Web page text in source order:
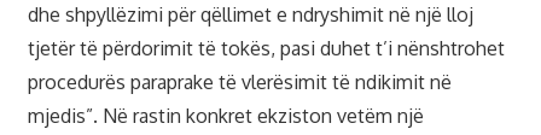
dhe shpyllëzimi për qëllimet e ndryshimit në një lloj
tjetër të përdorimit të tokës, pasi duhet t’i nënshtrohet
procedurës paraprake të vlerësimit të ndikimit në
mjedis”. Në rastin konkret ekziston vetëm një